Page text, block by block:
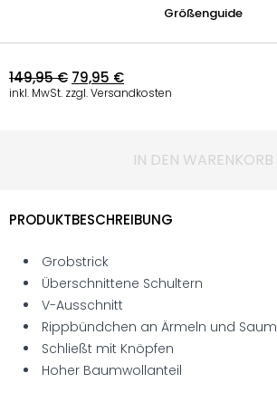
Größenguide
149,95€ 79,95 €
inkl. MwSt. zzgl. Versandkosten
IN DEN WARENKORB
PRODUKTBESCHREIBUNG
Grobstrick
Überschnittene Schultern
V-Ausschnitt
Rippbündchen an Ärmeln und Saum
Schließt mit Knöpfen
Hoher Baumwollanteil